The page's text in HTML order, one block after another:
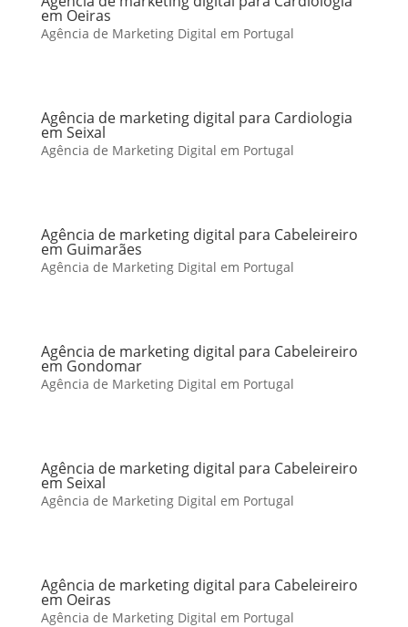
em Oeiras
Agência de Marketing Digital em Portugal
Agência de marketing digital para Cardiologia
em Seixal
Agência de Marketing Digital em Portugal
Agência de marketing digital para Cabeleireiro
em Guimarães
Agência de Marketing Digital em Portugal
Agência de marketing digital para Cabeleireiro
em Gondomar
Agência de Marketing Digital em Portugal
Agência de marketing digital para Cabeleireiro
em Seixal
Agência de Marketing Digital em Portugal
Agência de marketing digital para Cabeleireiro
em Oeiras
Agência de Marketing Digital em Portugal